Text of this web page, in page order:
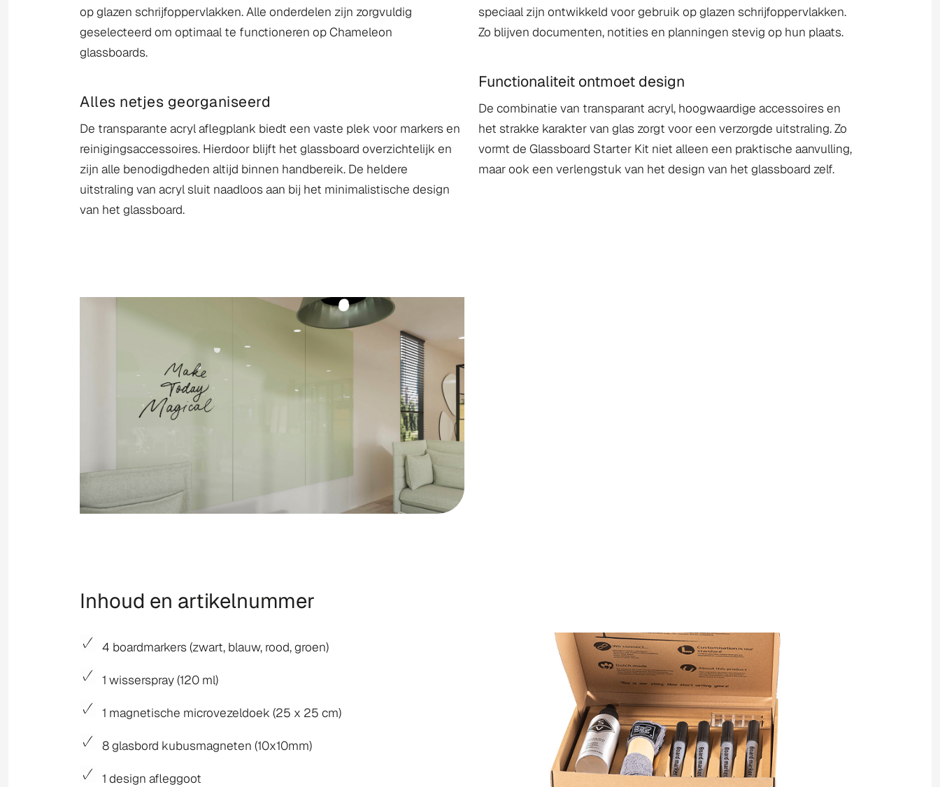
op glazen schrijfoppervlakken. Alle onderdelen zijn zorgvuldig
geselecteerd om optimaal te functioneren op Chameleon
glassboards.
Alles netjes georganiseerd
De transparante acryl aflegplank biedt een vaste plek voor markers en
reinigingsaccessoires. Hierdoor blijft het glassboard overzichtelijk en
zijn alle benodigdheden altijd binnen handbereik. De heldere
uitstraling van acryl sluit naadloos aan bij het minimalistische design
van het glassboard.
speciaal zijn ontwikkeld voor gebruik op glazen schrijfoppervlakken.
Zo blijven documenten, notities en planningen stevig op hun plaats.
Functionaliteit ontmoet design
De combinatie van transparant acryl, hoogwaardige accessoires en
het strakke karakter van glas zorgt voor een verzorgde uitstraling. Zo
vormt de Glassboard Starter Kit niet alleen een praktische aanvulling,
maar ook een verlengstuk van het design van het glassboard zelf.
Inhoud en artikelnummer
4 boardmarkers (zwart, blauw, rood, groen)
1 wisserspray (120 ml)
1 magnetische microvezeldoek (25 x 25 cm)
8 glasbord kubusmagneten (10x10mm)
1 design afleggoot